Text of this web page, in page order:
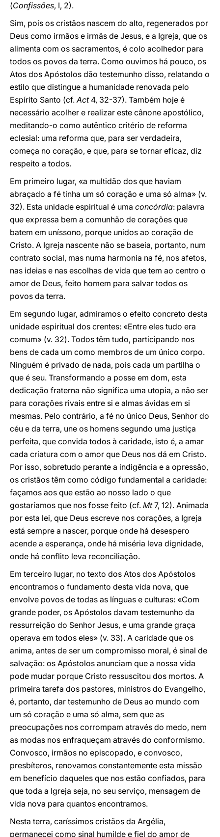
(Confissões, I, 2).
Sim, pois os cristãos nascem do alto, regenerados por
Deus como irmãos e irmãs de Jesus, e a Igreja, que os
alimenta com os sacramentos, é colo acolhedor para
todos os povos da terra. Como ouvimos há pouco, os
Atos dos Apóstolos dão testemunho disso, relatando o
estilo que distingue a humanidade renovada pelo
Espírito Santo (cf.Act4, 32-37). Também hoje é
necessário acolher e realizar este cânone apostólico,
meditando-o como autêntico critério de reforma
eclesial: uma reforma que, para ser verdadeira,
começa no coração, e que, para se tornar eficaz, diz
respeito a todos.
Em primeiro lugar, «a multidão dos que haviam
abraçado a fé tinha um só coração e uma só alma» (v.
32). Esta unidade espiritual é uma concórdia: palavra
que expressa bem a comunhão de corações que
batem em uníssono, porque unidos ao coração de
Cristo. A Igreja nascente não se baseia, portanto, num
contrato social, mas numa harmonia na fé, nos afetos,
nas ideias e nas escolhas de vida que tem ao centro o
amor de Deus, feito homem para salvar todos os
povos da terra.
Em segundo lugar, admiramos o efeito concreto desta
unidade espiritual dos crentes: «Entre eles tudo era
comum» (v. 32). Todos têm tudo, participando nos
bens de cada um como membros de um único corpo.
Ninguém é privado de nada, pois cada um partilha o
que é seu. Transformando a posse em dom, esta
dedicação fraterna não significa uma utopia, a não ser
para corações rivais entre si e almas ávidas em si
mesmas. Pelo contrário, a fé no único Deus, Senhor do
céu e da terra, une os homens segundo uma justiça
perfeita, que convida todos à caridade, isto é, a amar
cada criatura com o amor que Deus nos dá em Cristo.
Por isso, sobretudo perante a indigência e a opressão,
os cristãos têm como código fundamental a caridade:
façamos aos que estão ao nosso lado o que
gostaríamos que nos fosse feito (cf. Mt7, 12). Animada
por esta lei, que Deus escreve nos corações, a Igreja
está sempre a nascer, porque onde há desespero
acende a esperança, onde há miséria leva dignidade,
onde há conflito leva reconciliação.
Em terceiro lugar, no texto dos Atos dos Apóstolos
encontramos o fundamento desta vida nova, que
envolve povos de todas as línguas e culturas: «Com
grande poder, os Apóstolos davam testemunho da
ressurreição do Senhor Jesus, e uma grande graça
operava em todos eles» (v. 33). A caridade que os
anima, antes de ser um compromisso moral, é sinal de
salvação: os Apóstolos anunciam que a nossa vida
pode mudar porque Cristo ressuscitou dos mortos. A
primeira tarefa dos pastores, ministros do Evangelho,
é, portanto, dar testemunho de Deus ao mundo com
um só coração e uma só alma, sem que as
preocupações nos corrompam através do medo, nem
as modas nos enfraqueçam através do conformismo.
Convosco, irmãos no episcopado, e convosco,
presbíteros, renovamos constantemente esta missão
em benefício daqueles que nos estão confiados, para
que toda a Igreja seja, no seu serviço, mensagem de
vida nova para quantos encontramos.
Nesta terra, caríssimos cristãos da Argélia,
permanecei como sinal humilde e fiel do amor de